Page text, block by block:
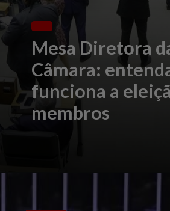
Mesa Diretora
Câmara:
funciona a
membros